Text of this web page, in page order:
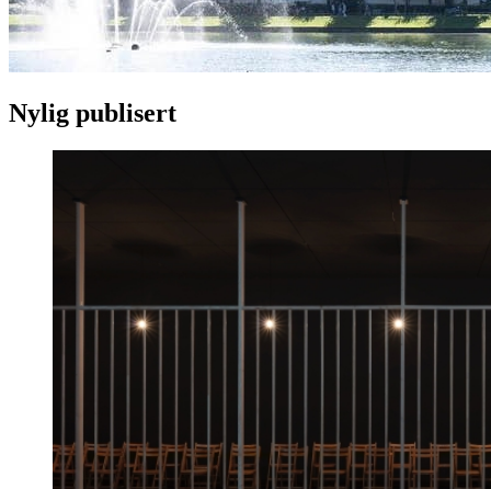
Nylig publisert